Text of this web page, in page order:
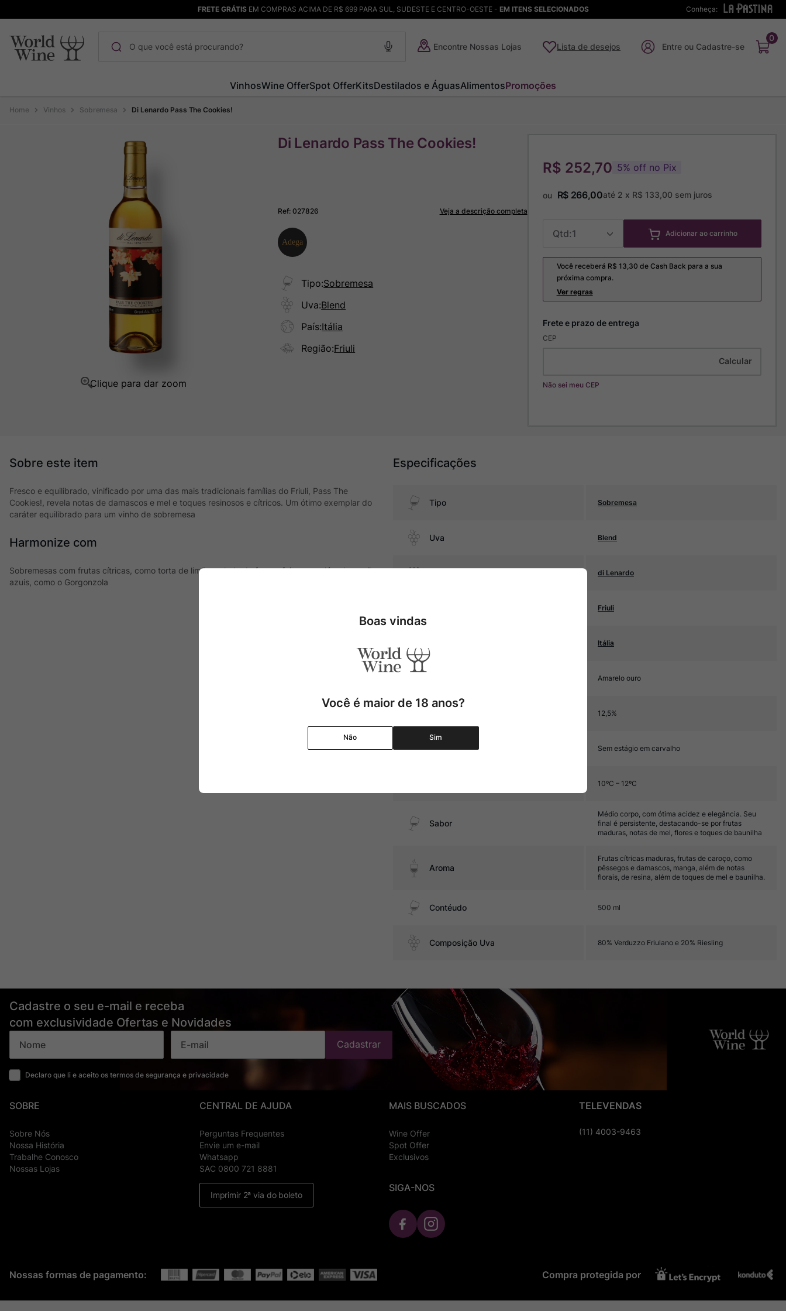
Conheça:
FRETE GRÁTISEM COMPRAS ACIMA DE R$ 699 PARA SUL, SUDESTE E CENTRO-OESTE - EM ITENS SELECIONADOS
Encontre Nossas Lojas Lista de desejos
0
VinhosWine OfferSpot OfferKitsDestilados e ÁguasAlimentosPromoções
Vinhos Sobremesa Di Lenardo Pass The Cookies!
Di Lenardo Pass The Cookies!
Ref:027826 Veja a descrição completa
Tipo:Sobremesa
Uva:Blend
País:Itália
Região:Friuli
R$ 252,70 5% off no Pix
ou R$ 266,00até 2 x R$ 133,00 sem juros
1 Adicionar ao carrinho
Você receberá R$ 13,30 de Cash Back para a sua
próxima compra.
Ver regras
CEP
Não sei meu CEP
Fresco e equilibrado, vinificado por uma das mais tradicionais famílias do Friuli, Pass The
Cookies!, revela notas de damascos e mel e toques resinosos e cítricos. Um ótimo exemplar do
caráter equilibrado para um vinho de sobremesa
Harmonize com
Sobremesas com frutas cítricas, como torta de limão, salada de frutas, foie gras, além de queijos
azuis, como o Gorgonzola
Especificações
Tipo Sobremesa
Uva Blend
di Lenardo
Friuli
Itália
Amarelo ouro
12,5%
Amadurecimento Sem estágio em carvalho
10ºC – 12ºC
Sabor
Médio corpo, com ótima acidez e elegância. Seu
final é persistente, destacando-se por frutas
maduras, notas de mel, flores e toques de baunilha
Aroma
Frutas cítricas maduras, frutas de caroço, como
pêssegos e damascos, manga, além de notas
florais, de resina, além de toques de mel e baunilha.
Contéudo 500 ml
Composição Uva 80% Verduzzo Friulano e 20% Riesling
Cadastre o seu e-mail e receba
com exclusividade Ofertas e Novidades
Declaro que li e aceito os termos de segurança e privacidade
Cadastrar
SOBRE
Sobre Nós
Nossa História
Trabalhe Conosco
Nossas Lojas
CENTRAL DE AJUDA
Perguntas Frequentes
Envie um e-mail
Whatsapp
SAC 0800 721 8881
Imprimir 2ª via do boleto
MAIS BUSCADOS
Wine Offer
Spot Offer
Exclusivos
SIGA-NOS
TELEVENDAS
(11) 4003-9463
Nossas formas de pagamento: Compra protegida por
1º Maçanita
Bodega Garzon
Boas vindas
Você é maior de 18 anos?
Não Sim